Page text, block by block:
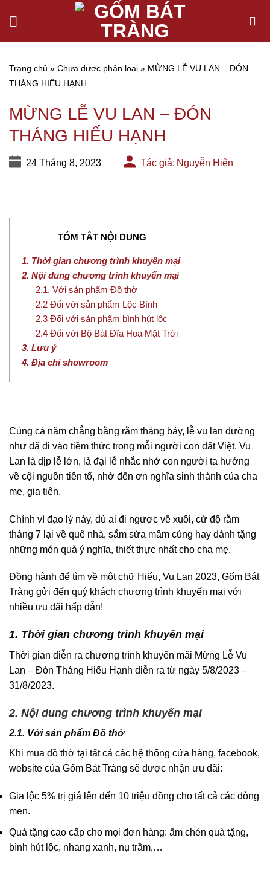
Trang chủ » Chưa được phân loại » MỪNG LỄ VU LAN – ĐÓN
THÁNG HIẾU HẠNH
MỪNG LỄ VU LAN – ĐÓN
THÁNG HIẾU HẠNH
24 Tháng 8, 2023 Tác giả: Nguyễn Hiên
TÓM TẮT NỘI DUNG
1. Thời gian chương trình khuyến mại
2. Nội dung chương trình khuyến mại
2.1. Với sản phẩm Đồ thờ
2.2 Đối với sản phẩm Lộc Bình
2.3 Đối với sản phẩm bình hút lộc
2.4 Đối với Bộ Bát Đĩa Hoa Mặt Trời
3. Lưu ý
4. Địa chỉ showroom
Cúng cả năm chẳng bằng rằm tháng bảy, lễ vu lan dường
như đã đi vào tiềm thức trong mỗi người con đất Việt. Vu
Lan là dịp lễ lớn, là đại lễ nhắc nhở con người ta hướng
về cội nguồn tiên tổ, nhớ đến ơn nghĩa sinh thành của cha
me, gia tiên.
Chính vì đạo lý này, dù ai đi ngược về xuôi, cứ độ rằm
tháng 7 lại về quê nhà, sắm sửa mâm cúng hay dành tặng
những món quà ý nghĩa, thiết thực nhất cho cha mẹ.
Đồng hành để tìm về một chữ Hiếu, Vu Lan 2023, Gốm Bát
Tràng gửi đến quý khách chương trình khuyến mại với
nhiều ưu đãi hấp dẫn!
1. Thời gian chương trình khuyến mại
Thời gian diễn ra chương trình khuyến mãi Mừng Lễ Vu
Lan – Đón Tháng Hiếu Hạnh diễn ra từ ngày 5/8/2023 –
31/8/2023.
2. Nội dung chương trình khuyến mại
2.1. Với sản phẩm Đồ thờ
Khi mua đồ thờ tại tất cả các hệ thống cửa hàng, facebook,
website của Gốm Bát Tràng sẽ được nhận ưu đãi:
Gia lộc 5% trị giá lên đến 10 triệu đồng cho tất cả các dòng
men.
Quà tặng cao cấp cho mọi đơn hàng: ấm chén quà tặng,
bình hút lộc, nhang xanh, nụ trầm,…